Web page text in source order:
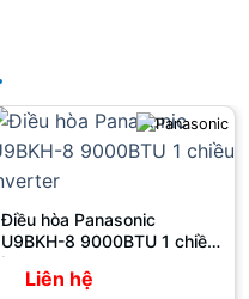
mm
575
mm
575
kg
mm
Ø 6.35
Điều hòa Panasonic
U9BKH-8 9000BTU 1 chiều
Inverter
Liên hệ